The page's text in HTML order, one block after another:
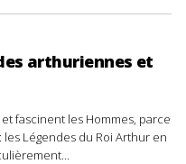
arthuriennes et
fascinent les Hommes, parce
Légendes du Roi Arthur en